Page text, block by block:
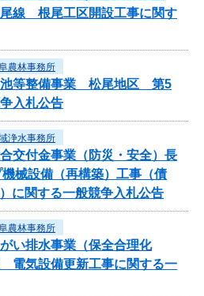
線 根尾工区開設工事に関す
農林事務所
池等整備事業 松尾地区 第5
入札公告
浄水事務所
交付金事業（防災・安全）長
械設備（再構築）工事（債
に関する一般競争入札公告
農林事務所
い排水事業（保全合理化
気設備更新工事に関する一